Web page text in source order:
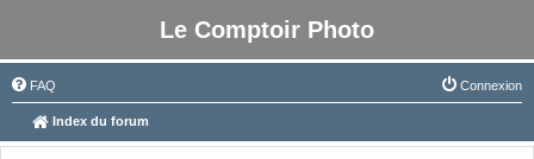
Le Comptoir Photo
FAQ Connexion
Index du forum